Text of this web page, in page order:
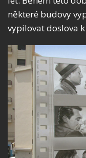
některé budovy
vypilovat doslova